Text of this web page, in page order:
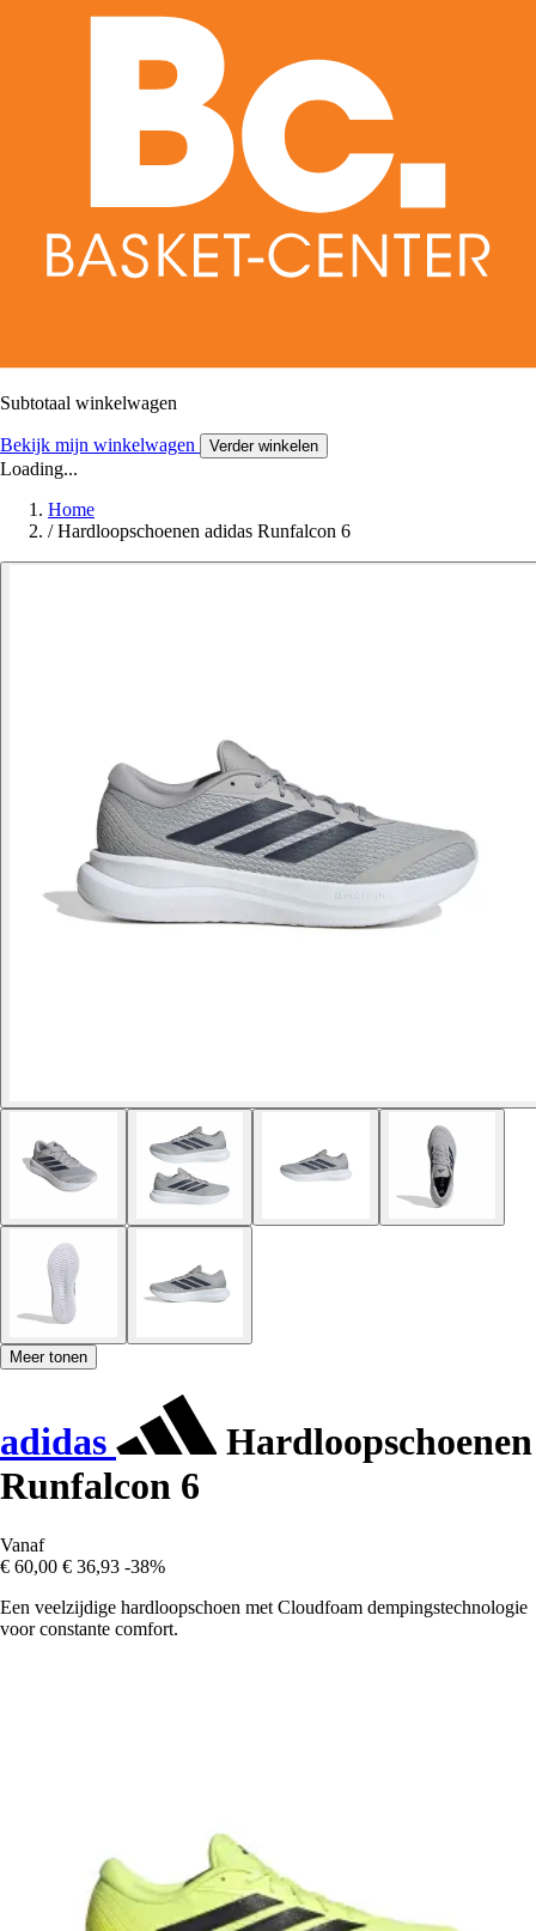
Subtotaal winkelwagen
Bekijk mijn winkelwagen Verder winkelen
Loading...
Home
/ Hardloopschoenen adidas Runfalcon 6
Meer tonen
adidas
Hardloopschoenen
Runfalcon 6
Vanaf
€ 60,00 € 36,93 -38%
Een veelzijdige hardloopschoen met Cloudfoam dempingstechnologie
voor constante comfort.